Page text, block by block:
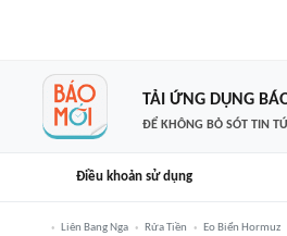
TẢI ỨNG DỤNG
ĐỂ KHÔNG BỎ SÓT TIN
Điều khoản sử dụng
Liên Bang Nga Rửa Tiền Eo Biển Hormuz